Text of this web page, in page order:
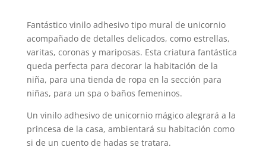
Fantástico vinilo adhesivo tipo mural de unicornio
acompañado de detalles delicados, como estrellas,
varitas, coronas y mariposas. Esta criatura fantástica
queda perfecta para decorar la habitación de la
niña, para una tienda de ropa en la sección para
niñas, para un spa o baños femeninos.
Un vinilo adhesivo de unicornio mágico alegrará a la
princesa de la casa, ambientará su habitación como
si de un cuento de hadas se tratara.